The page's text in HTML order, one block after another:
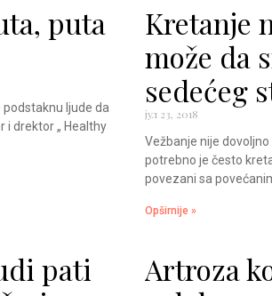
puta
ljude da
i drektor „ Healthy
Kretanje
može da
sedećeg
јул 23, 2018
Vežbanje nije
potrebno je često
povezani sa
Opširnije »
pati
Artroza